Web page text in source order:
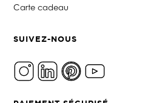
Carte cadeau
SUIVEZ-NOUS